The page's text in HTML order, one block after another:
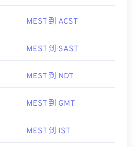
MEST 到 ACST
MEST 到 SAST
MEST 到 NDT
MEST 到 GMT
MEST 到 IST